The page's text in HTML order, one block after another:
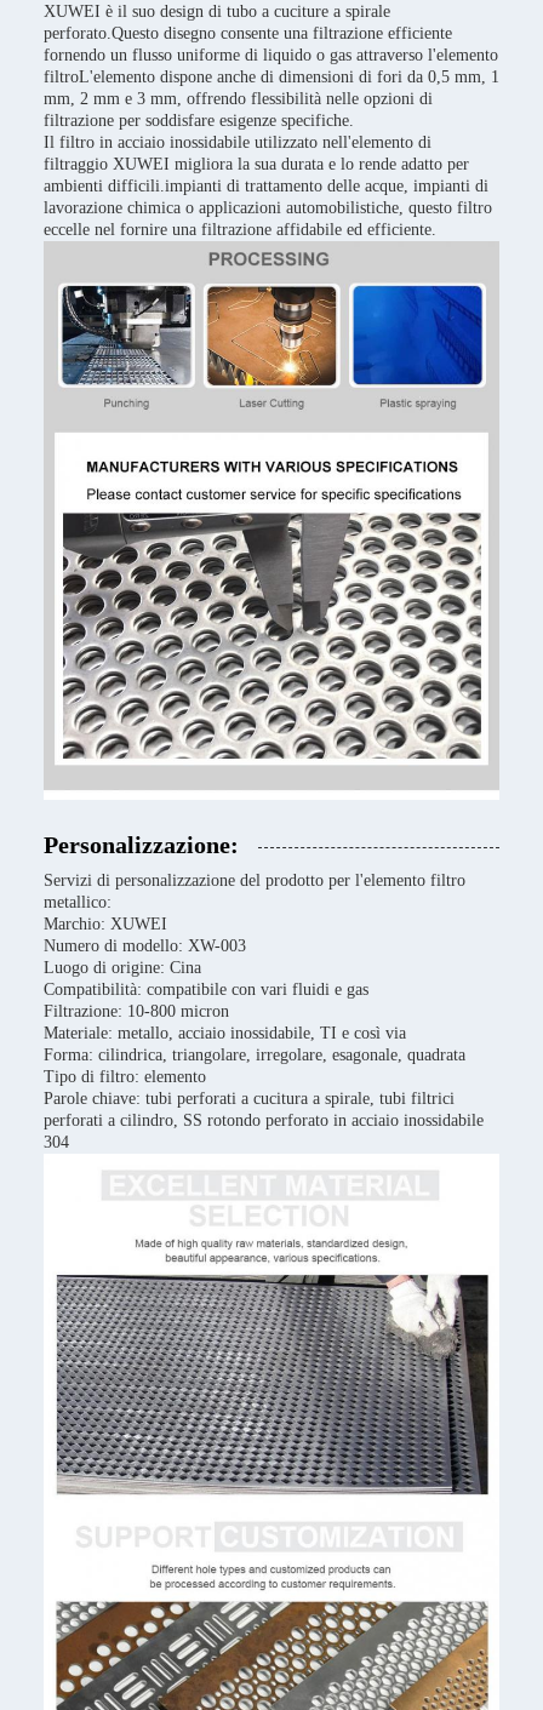
XUWEI è il suo design di tubo a cuciture a spirale
perforato.Questo disegno consente una filtrazione efficiente
fornendo un flusso uniforme di liquido o gas attraverso l'elemento
filtroL'elemento dispone anche di dimensioni di fori da 0,5 mm, 1
mm, 2 mm e 3 mm, offrendo flessibilità nelle opzioni di
filtrazione per soddisfare esigenze specifiche.
Il filtro in acciaio inossidabile utilizzato nell'elemento di
filtraggio XUWEI migliora la sua durata e lo rende adatto per
ambienti difficili.impianti di trattamento delle acque, impianti di
lavorazione chimica o applicazioni automobilistiche, questo filtro
eccelle nel fornire una filtrazione affidabile ed efficiente.
Personalizzazione:
Servizi di personalizzazione del prodotto per l'elemento filtro
metallico:
Marchio: XUWEI
Numero di modello: XW-003
Luogo di origine: Cina
Compatibilità: compatibile con vari fluidi e gas
Filtrazione: 10-800 micron
Materiale: metallo, acciaio inossidabile, TI e così via
Forma: cilindrica, triangolare, irregolare, esagonale, quadrata
Tipo di filtro: elemento
Parole chiave: tubi perforati a cucitura a spirale, tubi filtrici
perforati a cilindro, SS rotondo perforato in acciaio inossidabile
304